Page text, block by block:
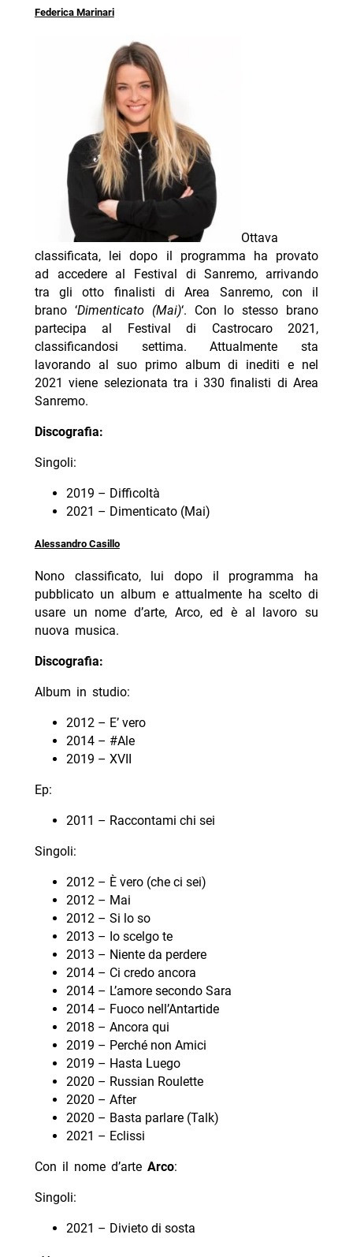
Federica Marinari
Ottava
classificata, lei dopo il programma ha provato
ad accedere al Festival di Sanremo, arrivando
tra gli otto finalisti di Area Sanremo, con il
brano ‘Dimenticato (Mai)‘. Con lo stesso brano
partecipa al Festival di Castrocaro 2021,
classificandosi settima. Attualmente sta
lavorando al suo primo album di inediti e nel
2021 viene selezionata tra i 330 finalisti di Area
Sanremo.
Discografia:
Singoli:
2019 – Difficoltà
2021 – Dimenticato (Mai)
Alessandro Casillo
Nono classificato, lui dopo il programma ha
pubblicato un album e attualmente ha scelto di
usare un nome d’arte, Arco, ed è al lavoro su
nuova musica.
Discografia:
Album in studio:
2012 – E’ vero
2014 – #Ale
2019 – XVII
Ep:
2011 – Raccontami chi sei
Singoli:
2012 – È vero (che ci sei)
2012 – Mai
2012 – Si lo so
2013 – Io scelgo te
2013 – Niente da perdere
2014 – Ci credo ancora
2014 – L’amore secondo Sara
2014 – Fuoco nell’Antartide
2018 – Ancora qui
2019 – Perché non Amici
2019 – Hasta Luego
2020 – Russian Roulette
2020 – After
2020 – Basta parlare (Talk)
2021 – Eclissi
Con il nome d’arte Arco:
Singoli:
2021 – Divieto di sosta